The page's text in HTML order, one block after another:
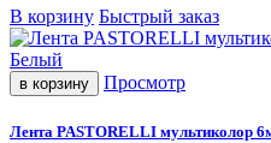
В корзину Быстрый заказ
в корзину Просмотр
Лента PASTORELLI мультиколор